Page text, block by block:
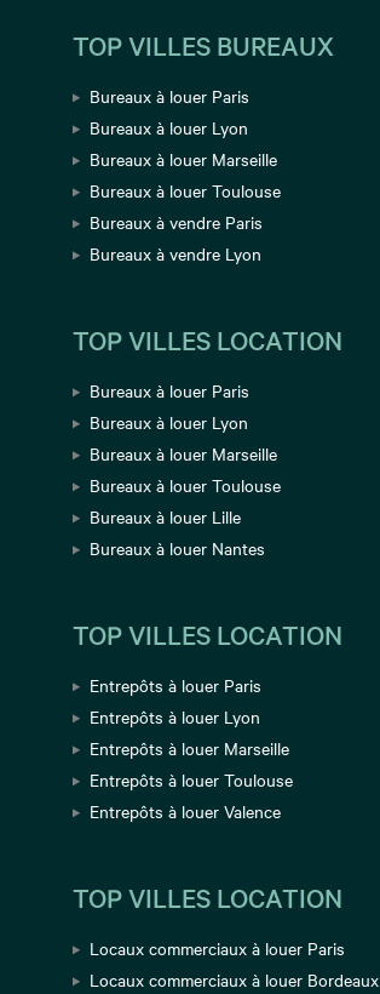
TOP VILLES BUREAUX
Bureaux à louer Paris
Bureaux à louer Lyon
Bureaux à louer Marseille
Bureaux à louer Toulouse
Bureaux à vendre Paris
Bureaux à vendre Lyon
TOP VILLES LOCATION
Bureaux à louer Paris
Bureaux à louer Lyon
Bureaux à louer Marseille
Bureaux à louer Toulouse
Bureaux à louer Lille
Bureaux à louer Nantes
TOP VILLES LOCATION
Entrepôts à louer Paris
Entrepôts à louer Lyon
Entrepôts à louer Marseille
Entrepôts à louer Toulouse
Entrepôts à louer Valence
TOP VILLES LOCATION
Locaux commerciaux à louer Paris
Locaux commerciaux à louer Bordeaux